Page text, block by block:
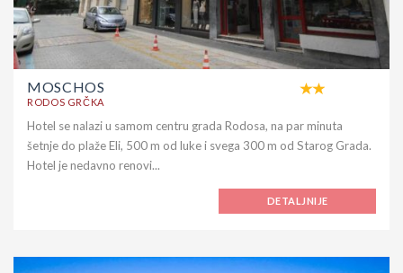
MOSCHOS
RODOS GRČKA
Hotel se nalazi u samom centru grada Rodosa, na par minuta
šetnje do plaže Eli, 500 m od luke i svega 300 m od Starog Grada.
Hotel je nedavno renovi...
DETALJNIJE